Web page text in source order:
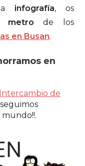
infografía, os
metro de los
en Busan.
en
de